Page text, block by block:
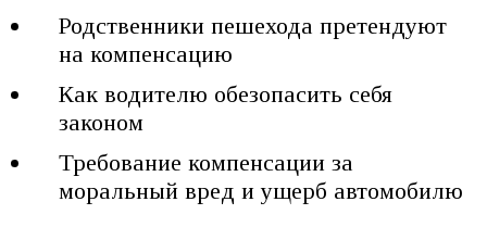
Родственники пешехода претендуют
на компенсацию
Как водителю обезопасить себя
законом
Требование компенсации за
моральный вред и ущерб автомобилю